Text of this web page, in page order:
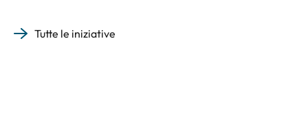
Tutte le iniziative